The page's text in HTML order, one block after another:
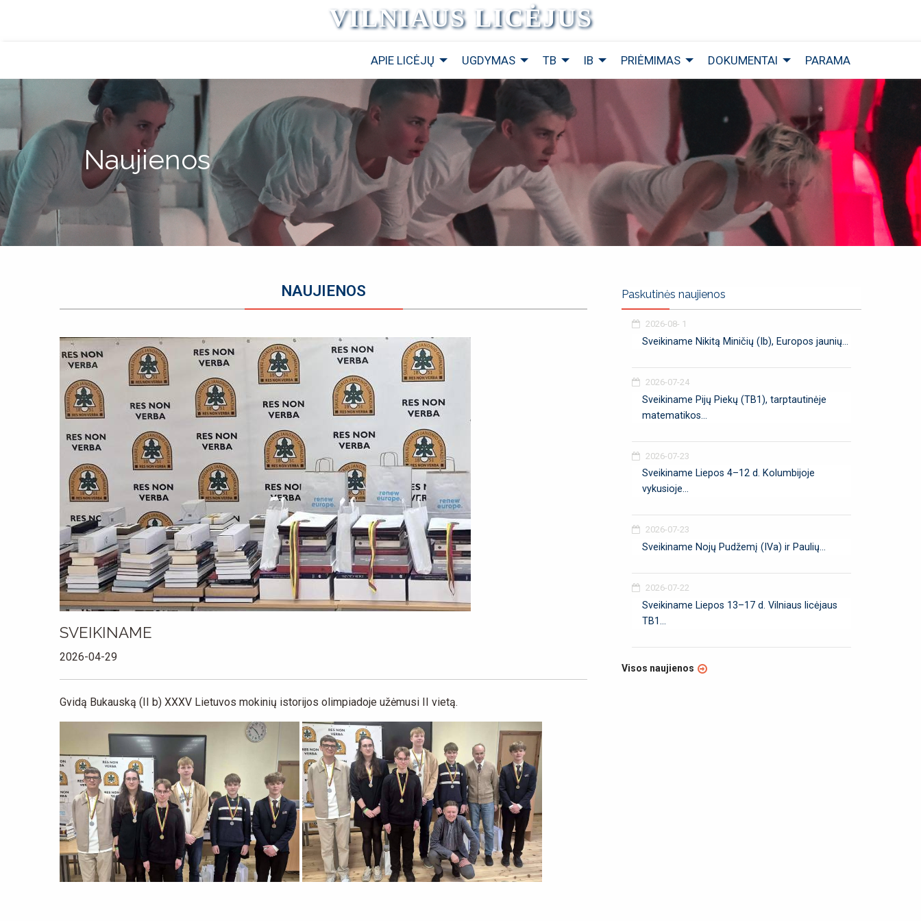
VILNIAUS LICĖJUS
APIE LICĖJŲ UGDYMAS TB IB PRIĖMIMAS DOKUMENTAI PARAMA
Naujienos
NAUJIENOS
SVEIKINAME
2026-04-29
Gvidą Bukauską (II b) XXXV Lietuvos mokinių istorijos olimpiadoje užėmusi II vietą.
Paskutinės naujienos
2026-08- 1
Sveikiname Nikitą Miničių (Ib), Europos jaunių...
2026-07-24
Sveikiname Pijų Piekų (TB1), tarptautinėje
matematikos...
2026-07-23
Sveikiname Liepos 4–12 d. Kolumbijoje
vykusioje...
2026-07-23
Sveikiname Nojų Pudžemį (IVa) ir Paulių...
2026-07-22
Sveikiname Liepos 13–17 d. Vilniaus licėjaus
TB1...
Visos naujienos